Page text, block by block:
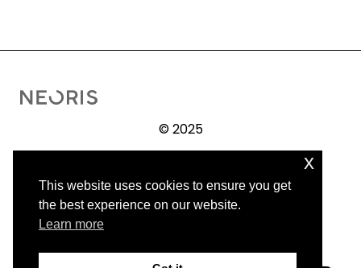
© 2025
Prima / Dopo
Pubblicazioni scientifiche
This website uses cookies to ensure you get
the best experience on our website.
Learn more
x